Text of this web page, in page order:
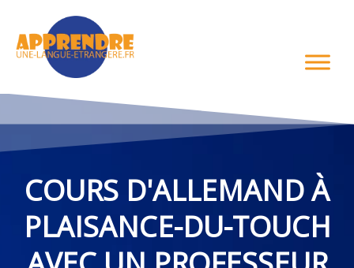
contenu
COURS D'ALLEMAND À
PLAISANCE-DU-TOUCH